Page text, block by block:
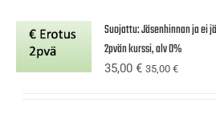
Suojattu: Jäsenhinnan ja ei
2pvän kurssi, alv 0%
35,00€ 35,00€